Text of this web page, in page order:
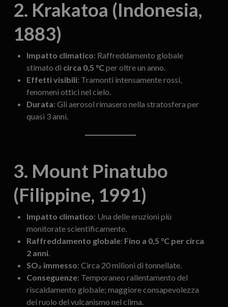
2. Krakatoa (Indonesia,
1883)
Impatto climatico: Raffreddamento globale
stimato di circa 0,5 °Cper oltre un anno.
Effetti visibili: Tramonti intensamente rossi,
fenomeni ottici nel cielo.
Durata: Gli aerosol rimasero nella stratosfera per
quasi 3 anni.
3. Mount Pinatubo
(Filippine, 1991)
Impatto climatico: Una delle eruzioni più
monitorate scientificamente.
Raffreddamento globale: Fino a 0,5 °C per circa
2 anni.
SO₂ immesso: Circa 20 milioni di tonnellate.
Conseguenze: Temporaneo rallentamento del
riscaldamento globale; maggiore consapevolezza
del ruolo del vulcanismo nel clima.